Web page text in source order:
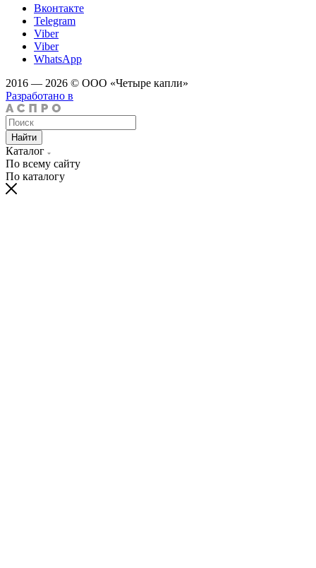
Вконтакте
Telegram
Viber
Viber
WhatsApp
2016 — 2026 © ООО «Четыре капли»
Разработано в
Найти
Каталог
По всему сайту
По каталогу